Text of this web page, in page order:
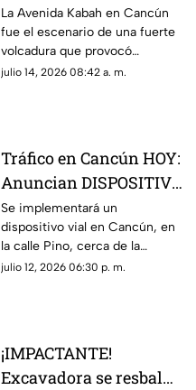
Cancún? Esto se sabe
de la fuerte volcadura
provocada por un auto
de lujo
La Avenida Kabah en Cancún
fue el escenario de una fuerte
volcadura que provocó
congestionamiento vial
julio 14, 2026 08:42 a. m.
Tráfico en Cancún HOY:
Anuncian DISPOSITIVO
VIAL en calle Pino; aquí
las FECHAS de
duración y rutas
ALTERNAS
Se implementará un
dispositivo vial en Cancún, en
la calle Pino, cerca de la
Glorieta del Monumento a la
julio 12, 2026 06:30 p. m.
¡IMPACTANTE!
Excavadora se resbala